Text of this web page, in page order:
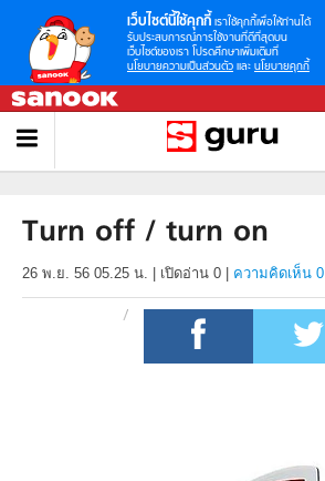
เว็บไซต์นี้ใช้คุกกี้ เราใช้คุกกี้เพื่อให้ท่านได้
รับประสบการณ์การใช้งานที่ดีที่สุดบน
เว็บไซต์ของเรา โปรดศึกษาเพิ่มเติมที่
นโยบายความเป็นส่วนตัว และ นโยบายคุกกี้
Turn off / turn on
26 พ.ย. 56 05.25 น. เปิดอ่าน 0 ความคิดเห็น 0